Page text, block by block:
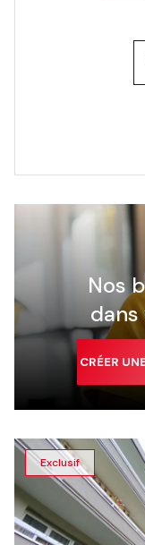
Nos
CRÉER
Exclusif